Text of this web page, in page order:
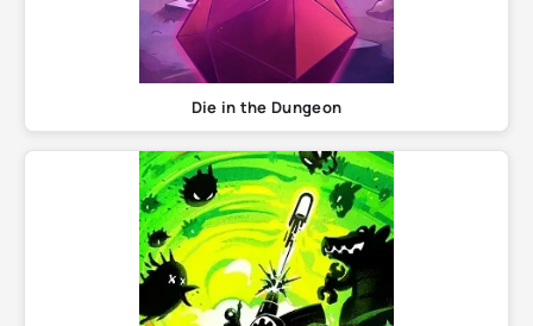
Die in the Dungeon